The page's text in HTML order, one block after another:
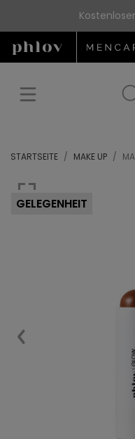
STARTSEITE MAKE UP
GELEGENHEIT